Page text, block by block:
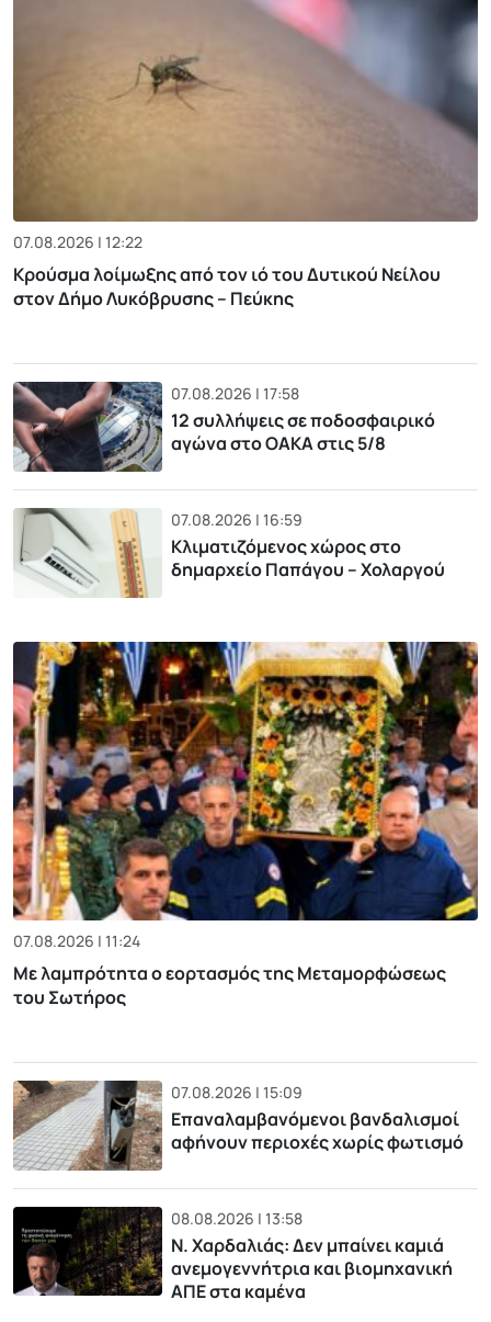
07.08.2026 | 12:22
Κρούσμα λοίμωξης από τον ιό του Δυτικού Νείλου
στον Δήμο Λυκόβρυσης – Πεύκης
07.08.2026 | 17:58
12 συλλήψεις σε ποδοσφαιρικό
αγώνα στο ΟΑΚΑ στις 5/8
07.08.2026 | 16:59
Κλιματιζόμενος χώρος στο
δημαρχείο Παπάγου – Χολαργού
07.08.2026 | 11:24
Με λαμπρότητα ο εορτασμός της Μεταμορφώσεως
του Σωτήρος
07.08.2026 | 15:09
Επαναλαμβανόμενοι βανδαλισμοί
αφήνουν περιοχές χωρίς φωτισμό
08.08.2026 | 13:58
Ν. Χαρδαλιάς: Δεν μπαίνει καμιά
ανεμογεννήτρια και βιομηχανική
ΑΠΕ στα καμένα